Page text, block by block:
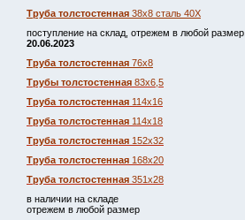
Труба толстостенная 38х8 сталь 40Х
поступление на склад, отрежем в любой размер.
20.06.2023
Труба толстостенная 76х8
Трубы толстостенная 83х6,5
Труба толстостенная 114х16
Труба толстостенная 114х18
Труба толстостенная 152х32
Труба толстостенная 168х20
Труба толстостенная 351х28
в наличии на складе
отрежем в любой размер